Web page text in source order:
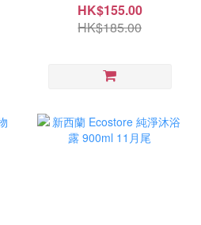
HK$155.00
HK$185.00